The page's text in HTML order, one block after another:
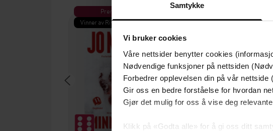
Samtykke
Vi bruker cookies
Våre nettsider benytter cookies
Nødvendige funksjoner på nettsiden
Forbedrer opplevelsen din på vår nettside
Gir oss en bedre forståelse for hvordan
Gjør det mulig for oss å vise deg
Klikk på «Godta alle» for å gi oss ditt
Premium
Vinner av Rivertonprisen
Første gang på tilbud